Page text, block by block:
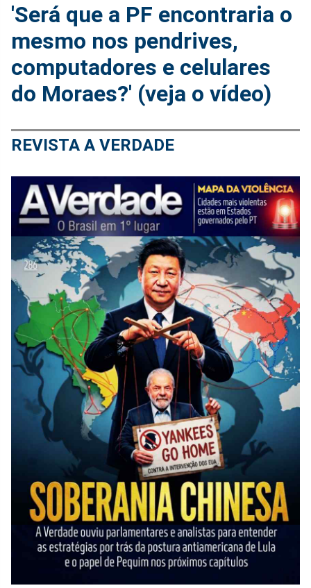
'Será que a PF encontraria o
mesmo nos pendrives,
computadores e celulares
do Moraes?' (veja o vídeo)
REVISTA A VERDADE